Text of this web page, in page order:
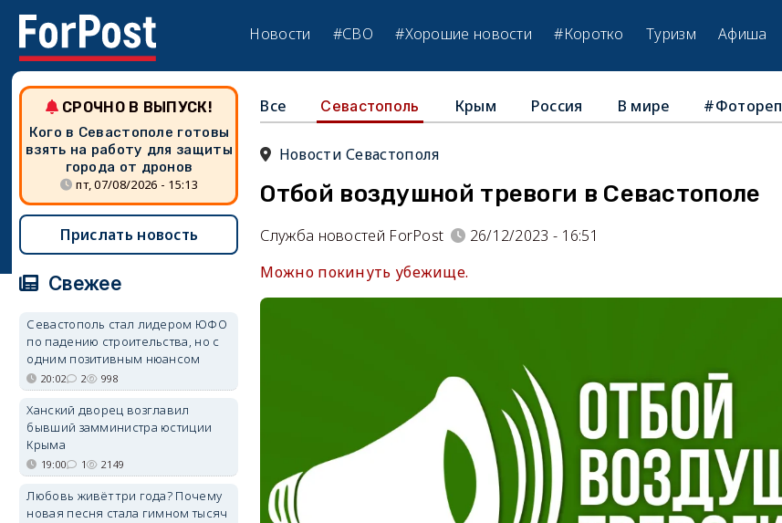
Новости #СВО #Хорошие новости #Коротко Туризм Афиша
Все Севастополь Крым Россия В мире #Фотореп
Новости Севастополя
Отбой воздушной тревоги в Севастополе
Служба новостей ForPost
26/12/2023 - 16:51
Можно покинуть убежище.
СРОЧНО В ВЫПУСК!
Кого в Севастополе готовы
взять на работу для защиты
города от дронов
пт, 07/08/2026 - 15:13
Прислать новость
Свежее
Севастополь стал лидером ЮФО
по падению строительства, но с
одним позитивным нюансом
20:02 2 998
Ханский дворец возглавил
бывший замминистра юстиции
Крыма
19:00 1 2149
Любовь живёт три года? Почему
новая песня стала гимном тысяч